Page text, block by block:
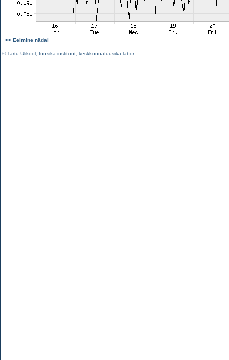
<< Eelmine nädal
©Tartu Ülikool füüsika instituut keskkonnafüüsika labor